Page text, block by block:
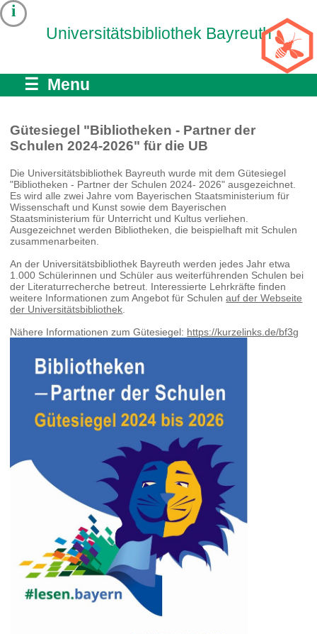
Universitätsbibliothek Bayreuth
i
☰ Menu
Gütesiegel "Bibliotheken - Partner der
Schulen 2024-2026" für die UB
Die Universitätsbibliothek Bayreuth wurde mit dem Gütesiegel
"Bibliotheken - Partner der Schulen 2024- 2026" ausgezeichnet.
Es wird alle zwei Jahre vom Bayerischen Staatsministerium für
Wissenschaft und Kunst sowie dem Bayerischen
Staatsministerium für Unterricht und Kultus verliehen.
Ausgezeichnet werden Bibliotheken, die beispielhaft mit Schulen
zusammenarbeiten.
An der Universitätsbibliothek Bayreuth werden jedes Jahr etwa
1.000 Schülerinnen und Schüler aus weiterführenden Schulen bei
der Literaturrecherche betreut. Interessierte Lehrkräfte finden
weitere Informationen zum Angebot für Schulenauf der Webseite
der Universitätsbibliothek
Nähere Informationen zum Gütesiegel: https://kurzelinks.de/bf3g